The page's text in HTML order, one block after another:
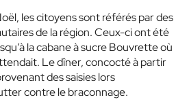
les citoyens sont référés par des
de la région. Ceux-ci ont été
la cabane à sucre Bouvrette où
Le dîner, concocté à partir
des saisies lors
contre le braconnage.